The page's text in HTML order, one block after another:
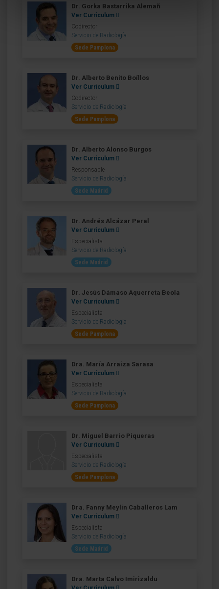
Dr. Gorka Bastarrika Alemañ
Ver Curriculum
Codirector
Servicio de Radiología
Sede Pamplona
Dr. Alberto Benito Boíllos
Ver Curriculum
Codirector
Servicio de Radiología
Sede Pamplona
Dr. Alberto Alonso Burgos
Ver Curriculum
Responsable
Servicio de Radiología
Sede Madrid
Dr. Andrés Alcázar Peral
Ver Curriculum
Especialista
Servicio de Radiología
Sede Madrid
Dr. Jesús Dámaso Aquerreta Beola
Ver Curriculum
Especialista
Servicio de Radiología
Sede Pamplona
Dra. María Arraiza Sarasa
Ver Curriculum
Especialista
Servicio de Radiología
Sede Pamplona
Dr. Miguel Barrio Piqueras
Ver Curriculum
Especialista
Servicio de Radiología
Sede Pamplona
Dra. Fanny Meylin Caballeros Lam
Ver Curriculum
Especialista
Servicio de Radiología
Sede Madrid
Dra. Marta Calvo Imirizaldu